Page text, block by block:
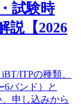
試験時
説【2026
ITPの種類、
6バンド）と
申し込みから